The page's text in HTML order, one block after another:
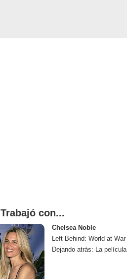
Trabajó con...
Chelsea Noble
Left Behind: World at War
Dejando atrás: La película